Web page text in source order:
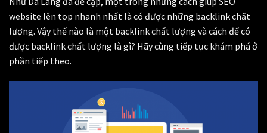
website lên top nhanh nhất là có được những backlink chất
lượng. Vậy thế nào là một backlink chất lượng và cách để có
được backlink chất lượng là gì? Hãy cùng tiếp tục khám phá ở
phần tiếp theo.